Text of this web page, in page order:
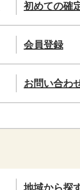
初めての確
会員登録
お問い合わ
地域から探